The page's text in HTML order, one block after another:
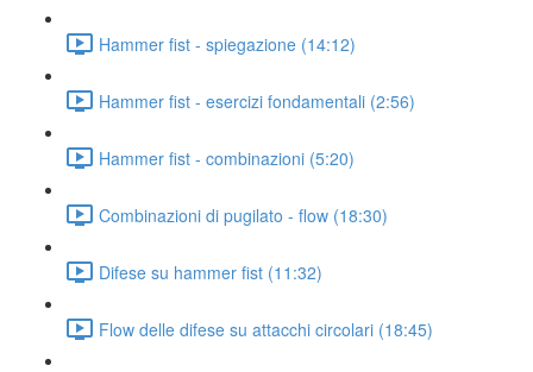
Hammer fist - spiegazione (14:12)
Hammer fist - esercizi fondamentali (2:56)
Hammer fist - combinazioni (5:20)
Combinazioni di pugilato - flow (18:30)
Difese su hammer fist (11:32)
Flow delle difese su attacchi circolari (18:45)